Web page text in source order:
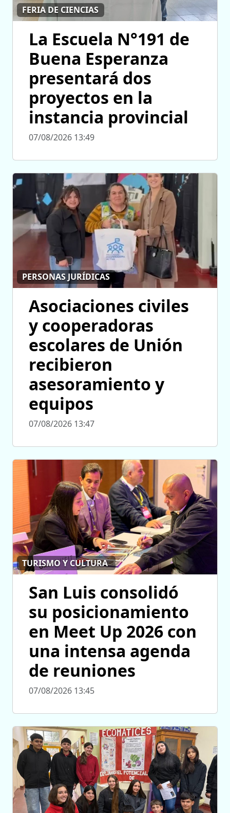
FERIA DE CIENCIAS
La Escuela N°191 de
Buena Esperanza
presentará dos
proyectos en la
instancia provincial
07/08/2026 13:49
PERSONAS JURÍDICAS
Asociaciones civiles
y cooperadoras
escolares de Unión
recibieron
asesoramiento y
equipos
07/08/2026 13:47
TURISMO Y CULTURA
San Luis consolidó
su posicionamiento
en Meet Up 2026 con
una intensa agenda
de reuniones
07/08/2026 13:45